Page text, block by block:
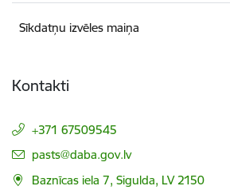
Sīkdatņu izvēles maiņa
Kontakti
+371 67509545
E-pasts:
pasts@daba.gov.lv
Baznīcas iela 7, Sigulda, LV 2150